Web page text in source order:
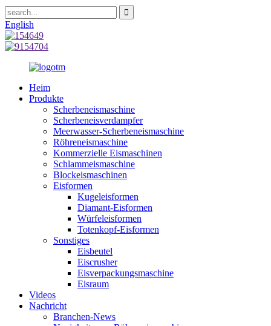
English
Heim
Produkte
Scherbeneismaschine
Scherbeneisverdampfer
Meerwasser-Scherbeneismaschine
Röhreneismaschine
Kommerzielle Eismaschinen
Schlammeismaschine
Blockeismaschinen
Eisformen
Kugeleisformen
Diamant-Eisformen
Würfeleisformen
Totenkopf-Eisformen
Sonstiges
Eisbeutel
Eiscrusher
Eisverpackungsmaschine
Eisraum
Videos
Nachricht
Branchen-News